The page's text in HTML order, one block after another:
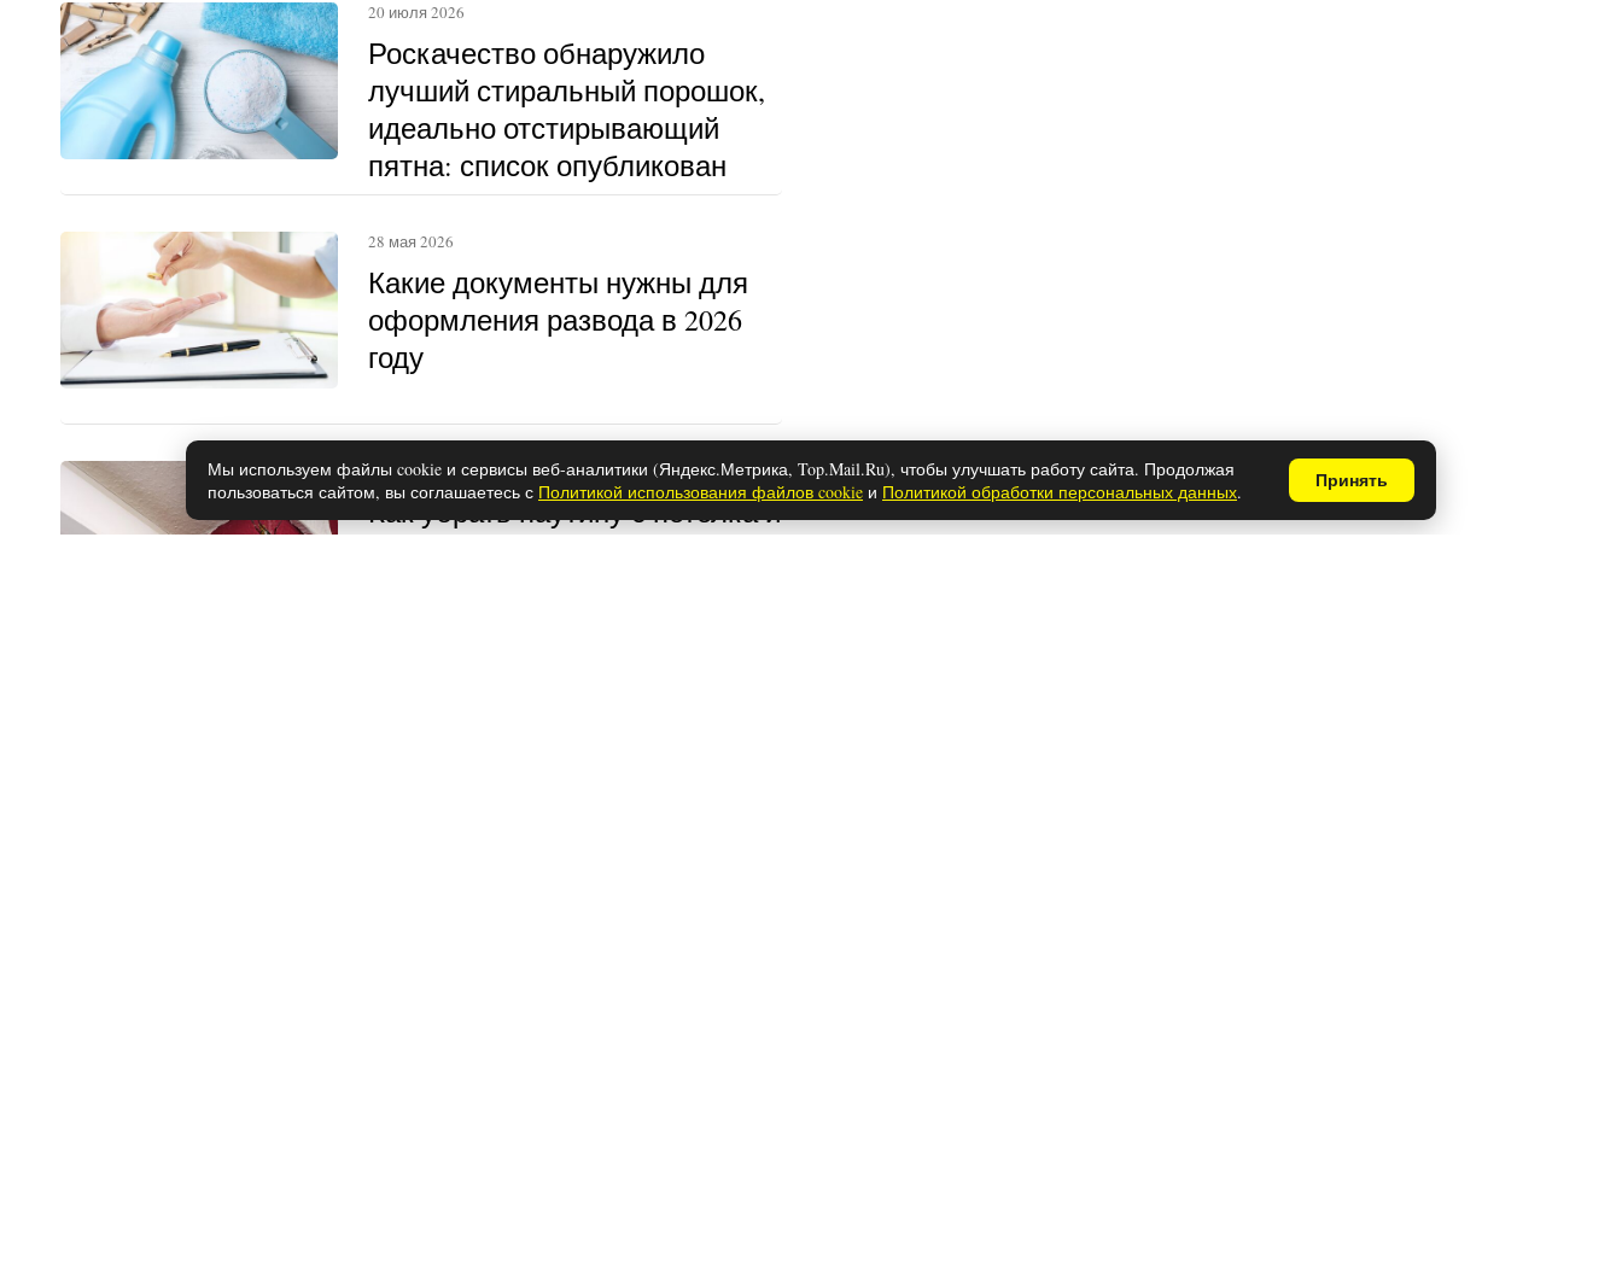
Роскачество обнаружило
лучший стиральный порошок,
идеально отстирывающий
пятна: список опубликован
20 июля 2026
Какие документы нужны для
оформления развода в 2026
году
28 мая 2026
Как убрать паутину с потолка и
28 мая 2026
Мы используем файлы cookie и сервисы веб-аналитики (Яндекс.Метрика, Top.Mail.Ru), чтобы улучшать работу сайта. Продолжая
пользоваться сайтом, вы соглашаетесь с Политикой использования файлов cookie и Политикой обработки персональных данных. Принять